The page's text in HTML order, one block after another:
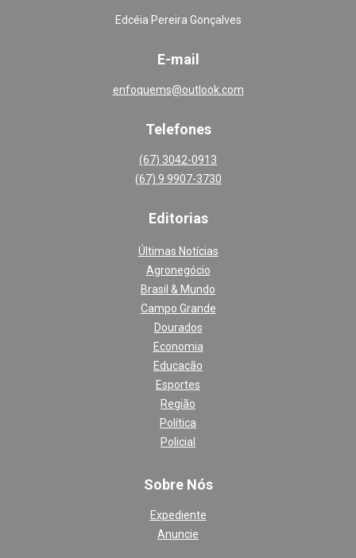
Edcéia Pereira Gonçalves
E-mail
enfoquems@outlook.com
Telefones
(67) 3042-0913
(67) 9 9907-3730
Editorias
Últimas Notícias
Agronegócio
Brasil & Mundo
Campo Grande
Dourados
Economia
Educação
Esportes
Região
Política
Policial
Sobre Nós
Expediente
Anuncie